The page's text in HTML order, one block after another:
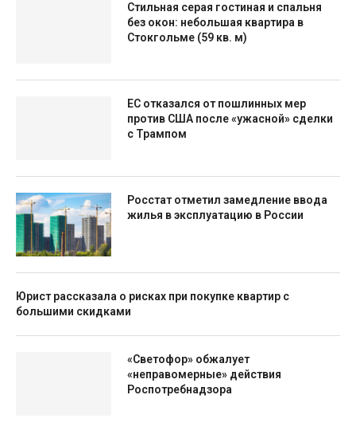
Стильная серая гостиная и спальня
без окон: небольшая квартира в
Стокгольме (59 кв. м)
ЕС отказался от пошлинных мер
против США после «ужасной» сделки
с Трампом
Росстат отметил замедление ввода
жилья в эксплуатацию в России
Юрист рассказала о рисках при покупке квартир с
большими скидками
«Светофор» обжалует
«неправомерные» действия
Роспотребнадзора